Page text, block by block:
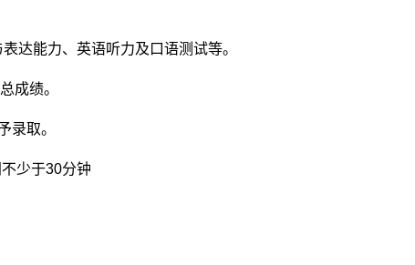
达能力、英语听力及口语测试等。
成绩。
录取。
少于30分钟